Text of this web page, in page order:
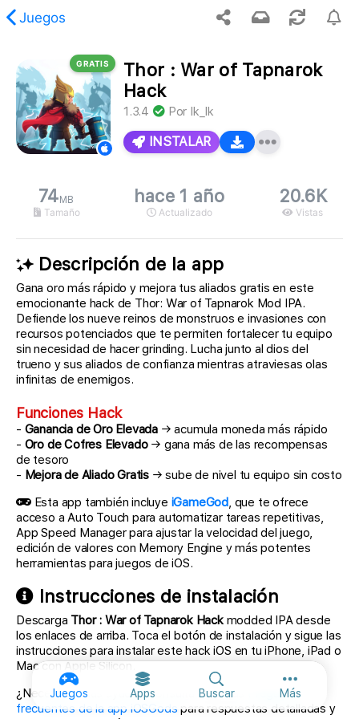
Juegos
Juegos Apps Buscar MásMás
no se encontró el contenido solicitado.
GRATIS
Thor : War of Tapnarok
Hack
1.3.4 Por Ik_Ik
INSTALAR
74 MB
Tamaño
hace 1 año
Actualizado
20.6K
Vistas
Descripción de la app
Gana oro más rápido y mejora tus aliados gratis en este
emocionante hack de Thor: War of Tapnarok Mod IPA.
Defiende los nueve reinos de monstruos e invasiones con
recursos potenciados que te permiten fortalecer tu equipo
sin necesidad de hacer grinding. Lucha junto al dios del
trueno y sus aliados de confianza mientras atraviesas olas
infinitas de enemigos.
Funciones Hack
- Ganancia de Oro Elevada → acumula moneda más rápido
- Oro de Cofres Elevado→ gana más de las recompensas
de tesoro
- Mejora de Aliado Gratis → sube de nivel tu equipo sin costo
Esta app también incluye iGameGod, que te ofrece
acceso a Auto Touch para automatizar tareas repetitivas,
App Speed Manager para ajustar la velocidad del juego,
edición de valores con Memory Engine y más potentes
herramientas para juegos de iOS.
Instrucciones de instalación
Descarga Thor : War of Tapnarok Hackmodded IPA desde
los enlaces de arriba. Toca el botón de instalación y sigue las
instrucciones para instalar este hack iOS en tu iPhone, iPad o
Mac con Apple Silicon.
¿Necesitas más ayuda? Consulta nuestras
Preguntas
frecuentes de la app iOSGods para respuestas detalladas y